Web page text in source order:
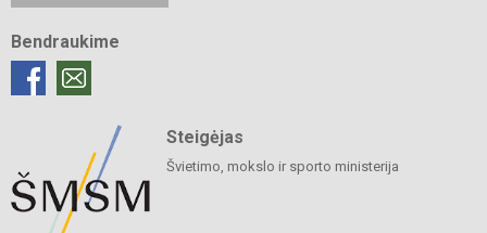
Bendraukime
Steigėjas
Švietimo, mokslo ir sporto ministerija